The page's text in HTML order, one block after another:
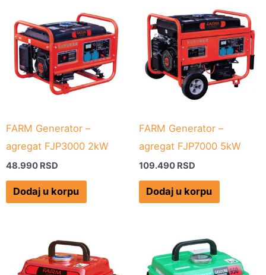
FARM Generator –
agregat FJP3000 2kW
48.990 RSD
Dodaj u korpu
FARM Generator –
agregat FJP7000 5kW
109.490 RSD
Dodaj u korpu